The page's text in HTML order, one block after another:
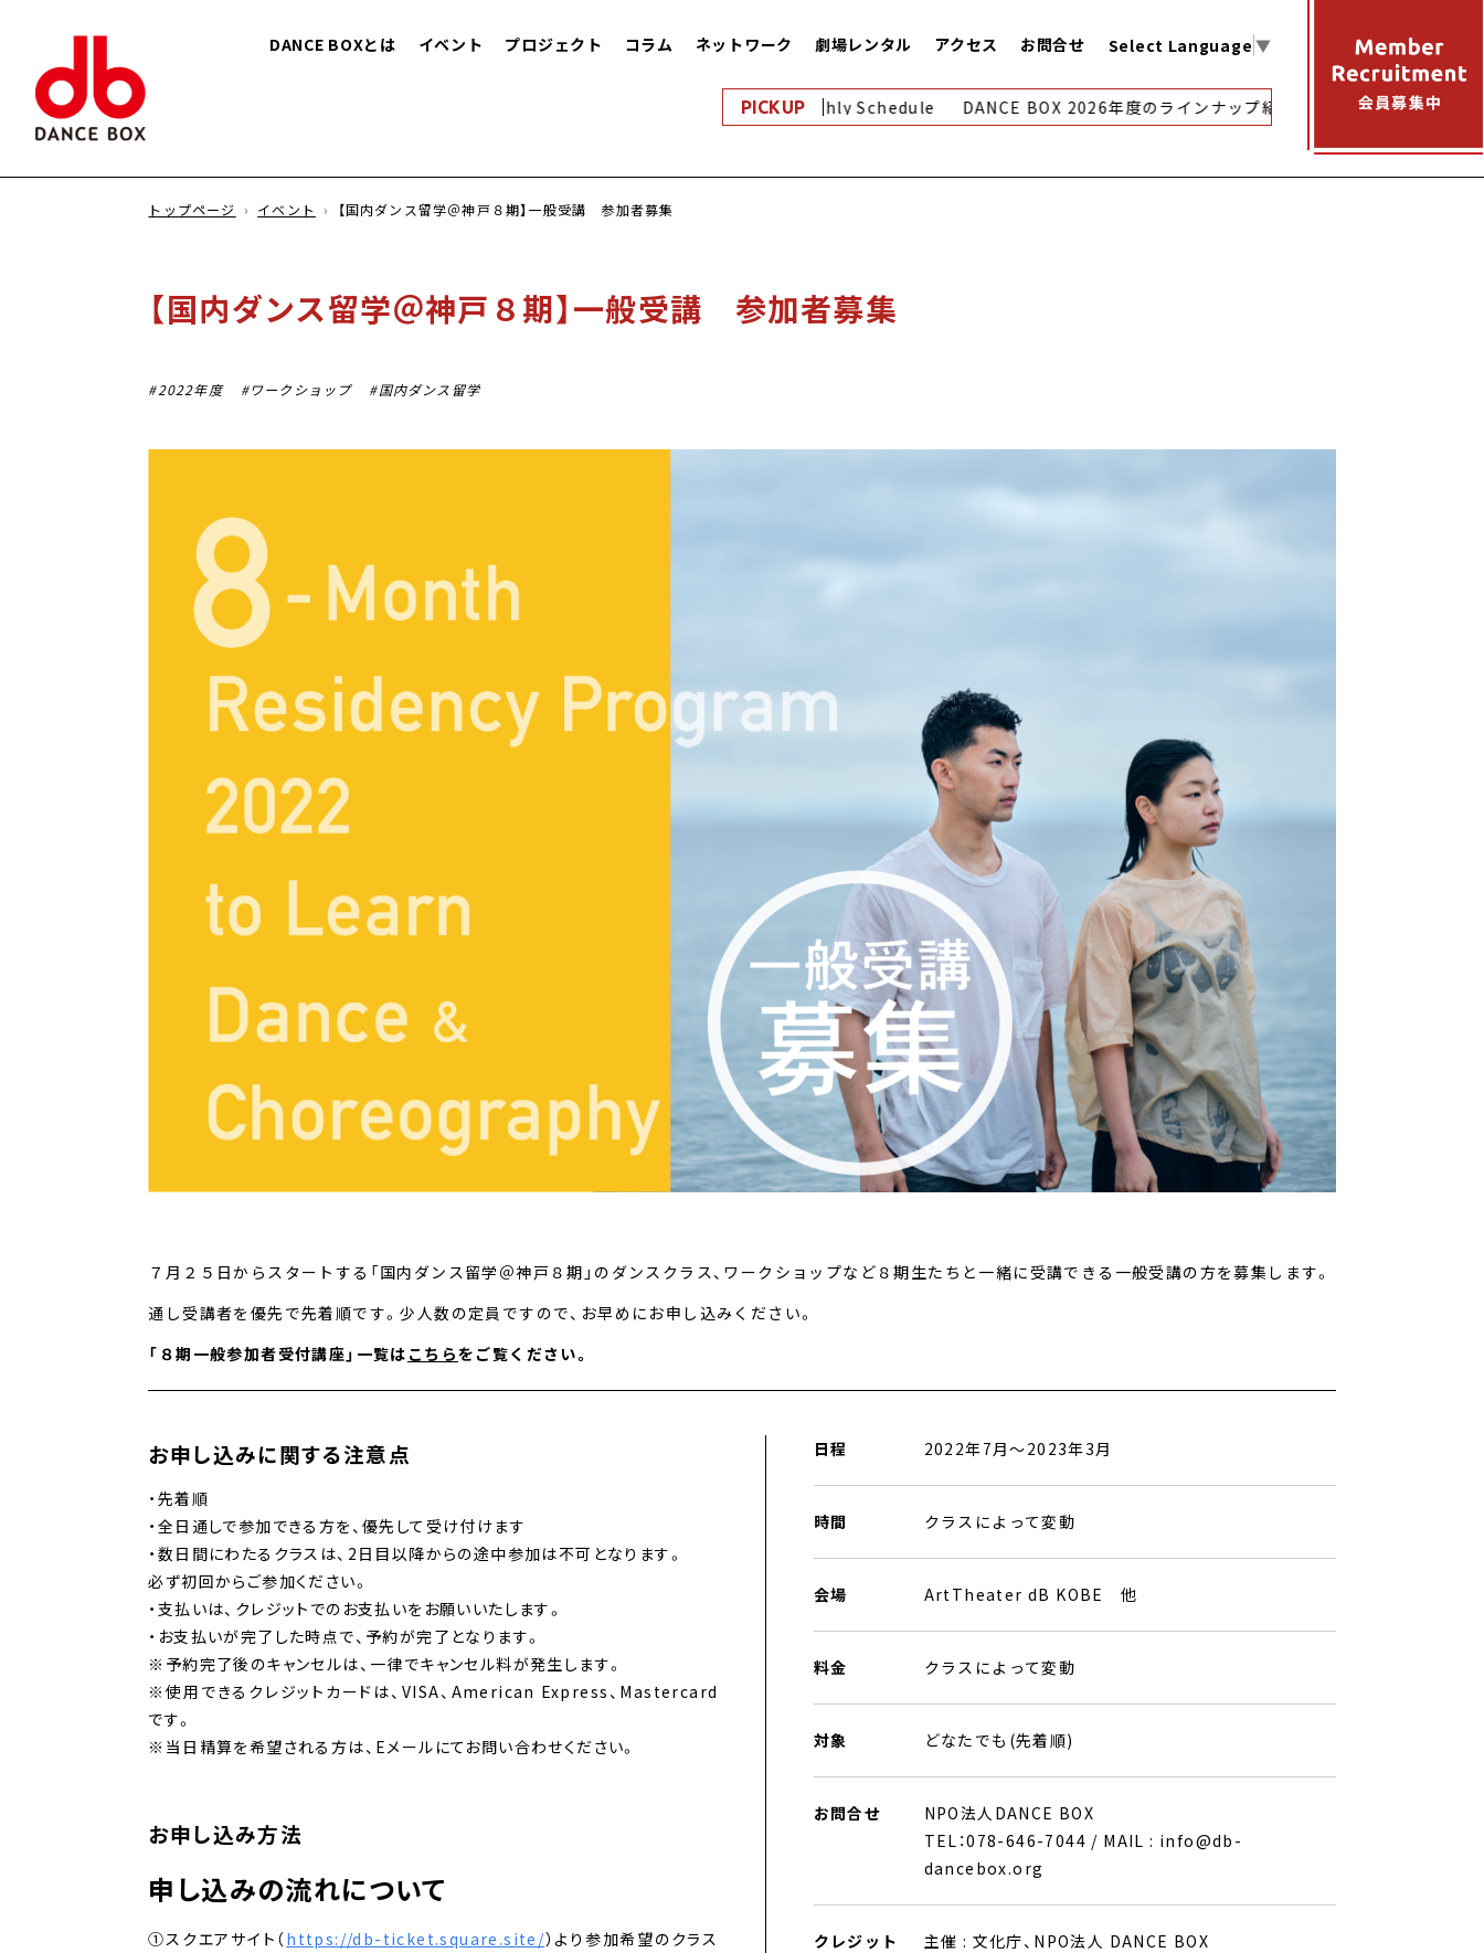
DANCE BOXとは イベント プロジェクト コラム ネットワーク 劇場レンタル アクセス お問合せ Select Language ▼
PICKUP
8月｜Monthly Schedule DANCE BOX 2026年度のラインナップ紹介 【アーカイブ映像配信
トップページ イベント 【国内ダンス留学＠神戸８期】一般受講 参加者募集
【国内ダンス留学＠神戸８期】一般受講 参加者募集
2022年度 ワークショップ 国内ダンス留学
７月２５日からスタートする「国内ダンス留学＠神戸８期」のダンスクラス、ワークショップなど８期生たちと一緒に受講できる一般受講の方を募集します。
通し受講者を優先で先着順です。少人数の定員ですので、お早めにお申し込みください。
「８期一般参加者受付講座」一覧は こちらをご覧ください。
お申し込みに関する注意点
・先着順
・全日通しで参加できる方を、優先して受け付けます
・数日間にわたるクラスは、2日目以降からの途中参加は不可となります。
必ず初回からご参加ください。
・支払いは、クレジットでのお支払いをお願いいたします。
・お支払いが完了した時点で、予約が完了となります。
※予約完了後のキャンセルは、一律でキャンセル料が発生します。
※使用できるクレジットカードは、VISA、American Express、Mastercard
です。
※当日精算を希望される方は、Eメールにてお問い合わせください。
お申し込み方法
申し込みの流れについて
①スクエアサイト（https://db-ticket.square.site/）より参加希望のクラス
日程 2022年7月〜2023年3月
時間 クラスによって変動
会場 ArtTheater dB KOBE 他
料金 クラスによって変動
対象 どなたでも(先着順)
お問合せ
NPO法人DANCE BOX
TEL：078-646-7044 / MAIL : info@db-
dancebox.org
クレジット
主催 : 文化庁、NPO法人 DANCE BOX